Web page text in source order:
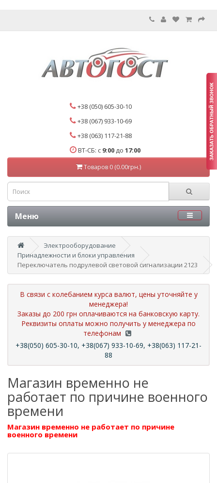
+38 (050) 605-30-10
+38 (067) 933-10-69
+38 (063) 117-21-88
ВТ-СБ: с 9:00 до 17:00
Товаров 0 (0.00грн.)
Меню
Электрооборудование
Принадлежности и блоки управления
Переключатель подрулевой световой сигнализации 2123
В связи с колебанием курса валют, цены уточняйте у
менеджера!
Заказы до 200 грн оплачиваются на банковскую карту.
Реквизиты оплаты можно получить у менеджера по
телефонам
+38(050) 605-30-10, +38(067) 933-10-69, +38(063) 117-21-
88
Магазин временно не
работает по причине военного
времени
Магазин временно не работает по причине
военного времени